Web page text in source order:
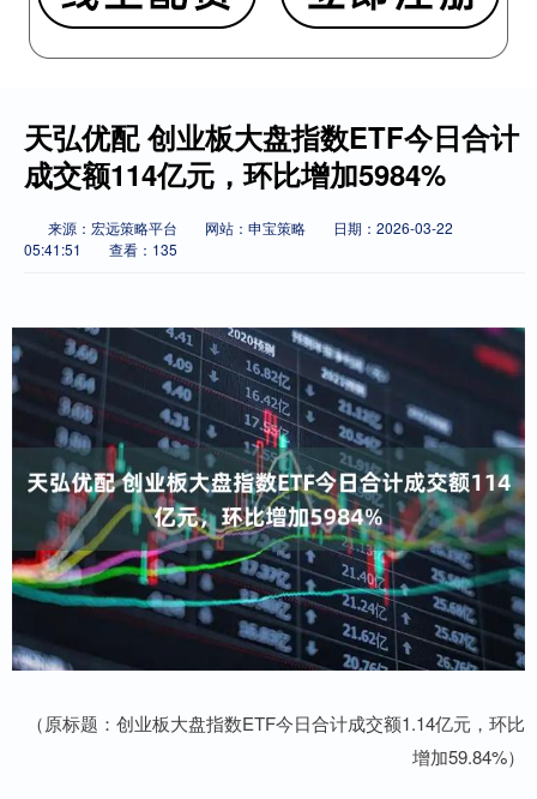
天弘优配 创业板大盘指数ETF今日合计
成交额114亿元，环比增加5984%
来源：宏远策略平台 网站：申宝策略
日期：2026-03-22
05:41:51
查看：135
（原标题：创业板大盘指数ETF今日合计成交额1.14亿元，环比
增加59.84%）